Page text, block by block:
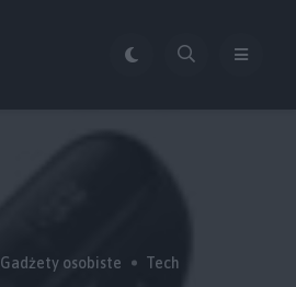
Gadżety osobiste Tech